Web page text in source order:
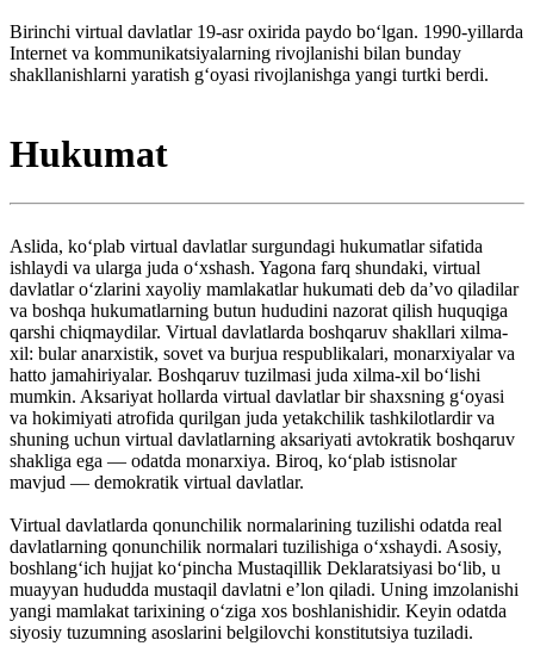
Birinchi virtual davlatlar 19-asr oxirida paydo boʻlgan. 1990-yillarda
Internet va kommunikatsiyalarning rivojlanishi bilan bunday
shakllanishlarni yaratish gʻoyasi rivojlanishga yangi turtki berdi.
Hukumat
Aslida, koʻplab virtual davlatlar surgundagi hukumatlar sifatida
ishlaydi va ularga juda oʻxshash. Yagona farq shundaki, virtual
davlatlar oʻzlarini xayoliy mamlakatlar hukumati deb daʼvo qiladilar
va boshqa hukumatlarning butun hududini nazorat qilish huquqiga
qarshi chiqmaydilar. Virtual davlatlarda boshqaruv shakllari xilma-
xil: bular anarxistik, sovet va burjua respublikalari, monarxiyalar va
hatto jamahiriyalar. Boshqaruv tuzilmasi juda xilma-xil boʻlishi
mumkin. Aksariyat hollarda virtual davlatlar bir shaxsning gʻoyasi
va hokimiyati atrofida qurilgan juda yetakchilik tashkilotlardir va
shuning uchun virtual davlatlarning aksariyati avtokratik boshqaruv
shakliga ega — odatda monarxiya. Biroq, koʻplab istisnolar
mavjud — demokratik virtual davlatlar.
Virtual davlatlarda qonunchilik normalarining tuzilishi odatda real
davlatlarning qonunchilik normalari tuzilishiga oʻxshaydi. Asosiy,
boshlangʻich hujjat koʻpincha Mustaqillik Deklaratsiyasi boʻlib, u
muayyan hududda mustaqil davlatni eʼlon qiladi. Uning imzolanishi
yangi mamlakat tarixining oʻziga xos boshlanishidir. Keyin odatda
siyosiy tuzumning asoslarini belgilovchi konstitutsiya tuziladi.